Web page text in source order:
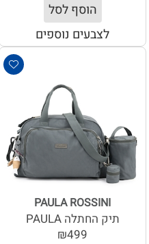
הוסף לסל
לצבעים נוספים
PAULA ROSSINI
תיק החתלה PAULA
₪499